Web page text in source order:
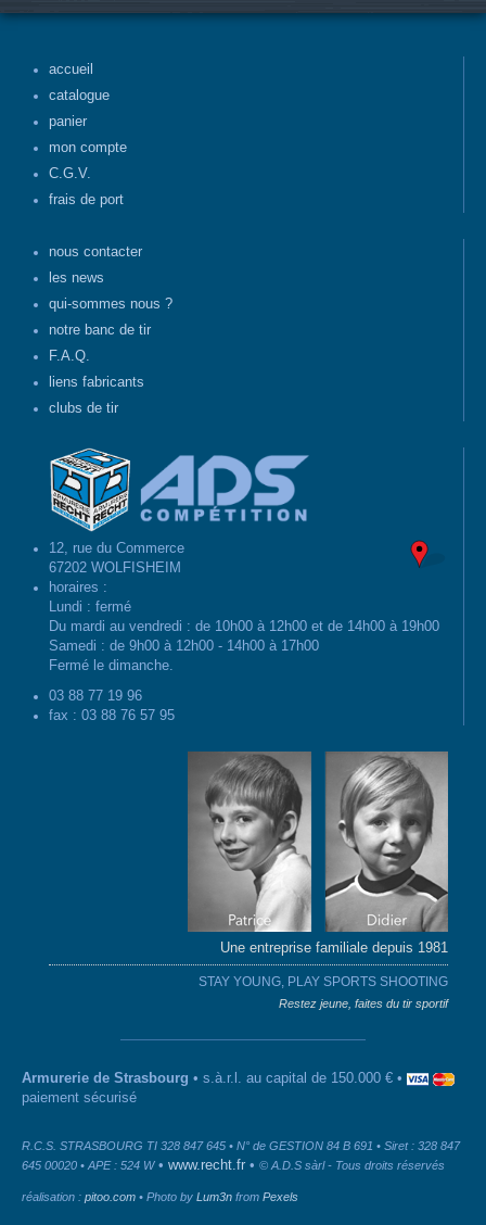
accueil
catalogue
panier
mon compte
C.G.V.
frais de port
nous contacter
les news
qui-sommes nous ?
notre banc de tir
F.A.Q.
liens fabricants
clubs de tir
12, rue du Commerce
67202 WOLFISHEIM
horaires :
Lundi : fermé
Du mardi au vendredi : de 10h00 à 12h00 et de 14h00 à 19h00
Samedi : de 9h00 à 12h00 - 14h00 à 17h00
Fermé le dimanche.
03 88 77 19 96
fax : 03 88 76 57 95
Une entreprise familiale depuis 1981
STAY YOUNG, PLAY SPORTS SHOOTING
Restez jeune, faites du tir sportif
Armurerie de Strasbourg • s.à.r.l. au capital de 150.000 € •
paiement sécurisé
R.C.S. STRASBOURG TI 328 847 645 • N° de GESTION 84 B 691 • Siret : 328 847
645 00020 • APE : 524 W• www.recht.fr • © A.D.S sàrl - Tous droits réservés
réalisation : pitoo.com • Photo by Lum3n from Pexels